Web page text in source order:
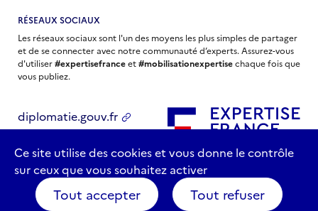
RÉSEAUX SOCIAUX
Les réseaux sociaux sont l'un des moyens les plus simples de partager
et de se connecter avec notre communauté d’experts. Assurez-vous
d'utiliser#expertisefranceet#mobilisationexpertisechaque fois que
vous publiez.
diplomatie.gouv.fr
economie.gouv.fr
Conditions générales d’usage
Protection des données personnelles
Contact
Ce site utilise des cookies et vous donne le contrôle
sur ceux que vous souhaitez activer
Tout accepter Tout refuser